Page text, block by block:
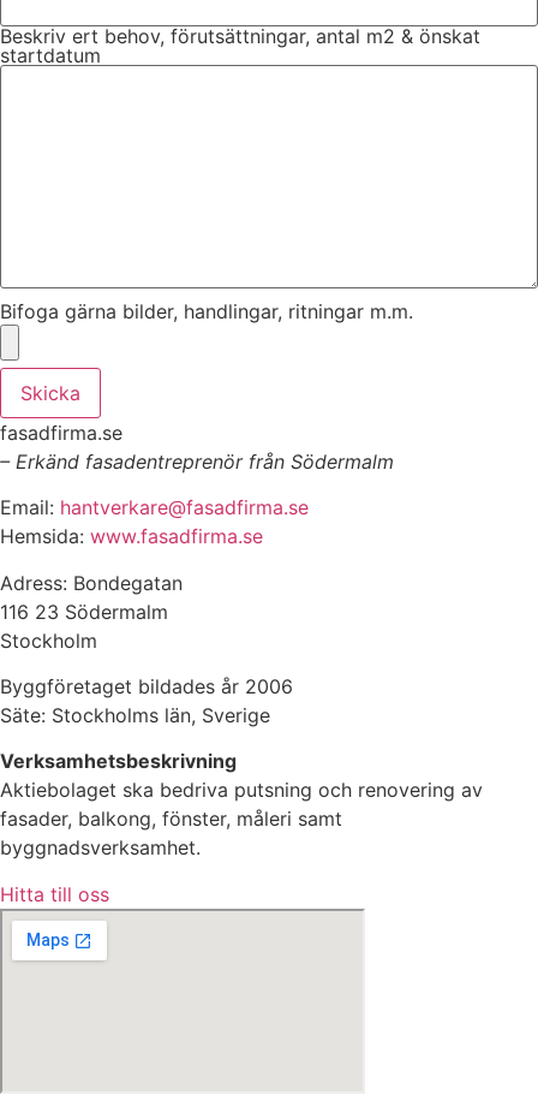
Beskriv ert behov, förutsättningar, antal m2 & önskat
startdatum
Bifoga gärna bilder, handlingar, ritningar m.m.
Skicka
fasadfirma.se
– Erkänd fasadentreprenör från Södermalm
Email: hantverkare@fasadfirma.se
Hemsida: www.fasadfirma.se
Adress: Bondegatan
116 23 Södermalm
Stockholm
Byggföretaget bildades år 2006
Säte: Stockholms län, Sverige
Verksamhetsbeskrivning
Aktiebolaget ska bedriva putsning och renovering av
fasader, balkong, fönster, måleri samt
byggnadsverksamhet.
Hitta till oss